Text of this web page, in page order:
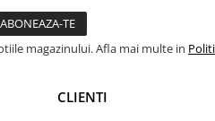
magazinului. Afla mai multe in
CLIENTI